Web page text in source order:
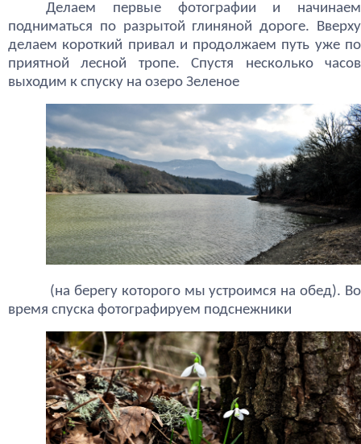
Делаем первые фотографии и начинаем
подниматься по разрытой глиняной дороге. Вверху
делаем короткий привал и продолжаем путь уже по
приятной лесной тропе. Спустя несколько часов
выходим к спуску на озеро Зеленое
(на берегу которого мы устроимся на обед). Во
время спуска фотографируем подснежники